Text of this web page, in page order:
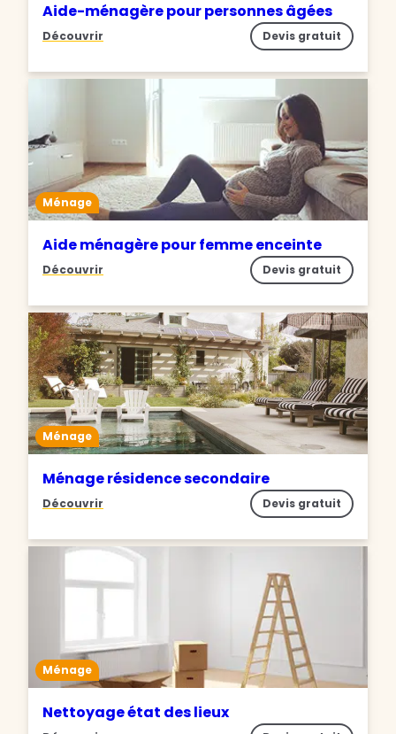
Aide-ménagère pour personnes âgées
Découvrir Devis gratuit
Ménage
Aide ménagère pour femme enceinte
Découvrir Devis gratuit
Ménage
Ménage résidence secondaire
Découvrir Devis gratuit
Ménage
Nettoyage état des lieux